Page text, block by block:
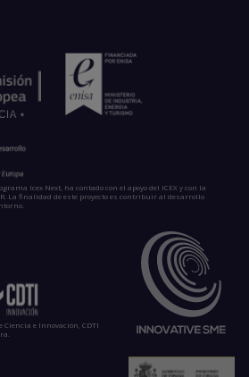
Icex Next, ha contado con el apoyo del ICEX y con la
La finalidad de este proyecto es contribuir al desarrollo
e Innovación, CDTI